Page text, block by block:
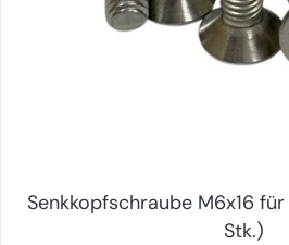
Senkkopfschraube M6x16
Stk.)